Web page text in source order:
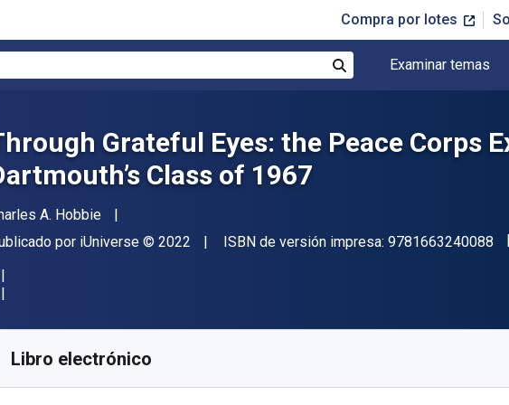
Compra por lotes
Examinar temas
Grateful Eyes: the Peace Corps
Class of 1967
A. Hobbie
por iUniverse Copyright
© 2022 ISBN de versión impresa: 9781663240088
Libro electrónico